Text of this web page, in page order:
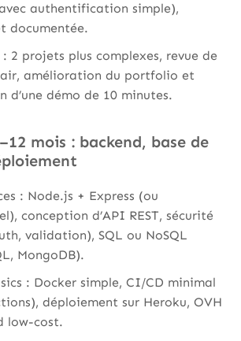
authentification simple),
documentée.
2 projets plus complexes, revue de
amélioration du portfolio et
d’une démo de 10 minutes.
mois : backend, base de
: Node.js + Express (ou
conception d’API REST, sécurité
validation), SQL ou NoSQL
MongoDB).
: Docker simple, CI/CD minimal
déploiement sur Heroku, OVH
low-cost.